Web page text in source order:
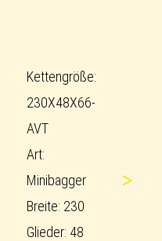
Kettengröße:
230X48X66-
AVT
Art:
Minibagger
Breite: 230
Glieder: 48
>